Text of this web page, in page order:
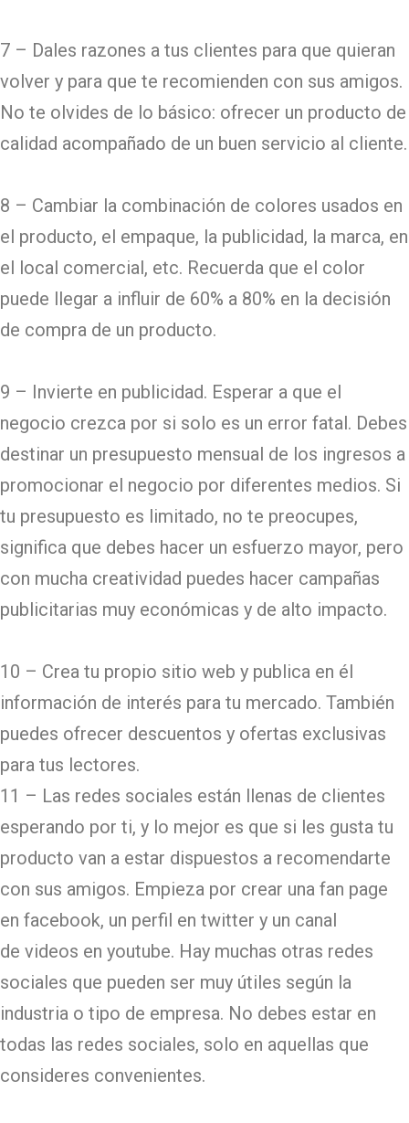
7 – Dales razones a tus clientes para que quieran
volver y para que te recomienden con sus amigos.
No te olvides de lo básico: ofrecer un producto de
calidad acompañado de un buen servicio al cliente.
8 – Cambiar la combinación de colores usados en
el producto, el empaque, la publicidad, la marca, en
el local comercial, etc. Recuerda que el color
puede llegar a influir de 60% a 80% en la decisión
de compra de un producto.
9 – Invierte en publicidad. Esperar a que el
negocio crezca por si solo es un error fatal. Debes
destinar un presupuesto mensual de los ingresos a
promocionar el negocio por diferentes medios. Si
tu presupuesto es limitado, no te preocupes,
significa que debes hacer un esfuerzo mayor, pero
con mucha creatividad puedes hacer campañas
publicitarias muy económicas y de alto impacto.
10 – Crea tu propio sitio web y publica en él
información de interés para tu mercado. También
puedes ofrecer descuentos y ofertas exclusivas
para tus lectores.
11 – Las redes sociales están llenas de clientes
esperando por ti, y lo mejor es que si les gusta tu
producto van a estar dispuestos a recomendarte
con sus amigos. Empieza por crear una fan page
en facebook, un perfil en twitter y un canal
de videos en youtube. Hay muchas otras redes
sociales que pueden ser muy útiles según la
industria o tipo de empresa. No debes estar en
todas las redes sociales, solo en aquellas que
consideres convenientes.